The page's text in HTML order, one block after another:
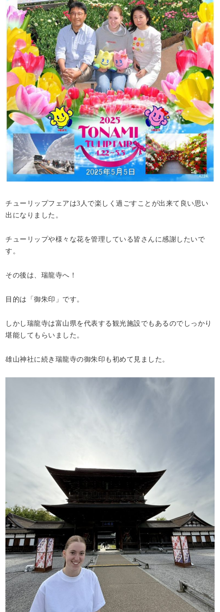
チューリップフェアは3人で楽しく過ごすことが出来て良い思い
出になりました。
チューリップや様々な花を管理している皆さんに感謝したいで
す。
その後は、瑞龍寺へ！
目的は「御朱印」です。
しかし瑞龍寺は富山県を代表する観光施設でもあるのでしっかり
堪能してもらいました。
雄山神社に続き瑞龍寺の御朱印も初めて見ました。